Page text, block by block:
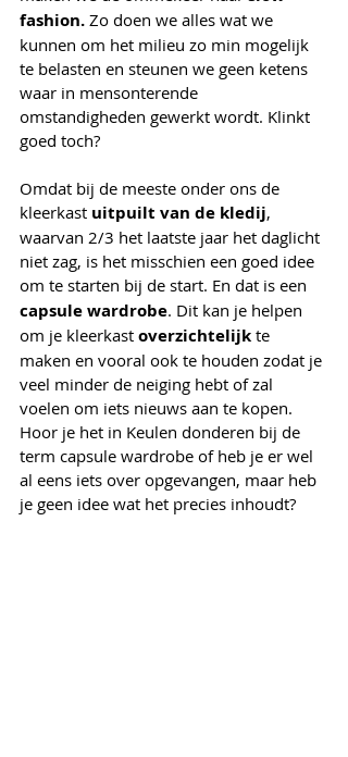
fashion. Zo doen we alles wat we
kunnen om het milieu zo min mogelijk
te belasten en steunen we geen ketens
waar in mensonterende
omstandigheden gewerkt wordt. Klinkt
goed toch?
Omdat bij de meeste onder ons de
kleerkast uitpuilt van de kledij,
waarvan 2/3 het laatste jaar het daglicht
niet zag, is het misschien een goed idee
om te starten bij de start. En dat is een
capsule wardrobe. Dit kan je helpen
om je kleerkast overzichtelijk te
maken en vooral ook te houden zodat je
veel minder de neiging hebt of zal
voelen om iets nieuws aan te kopen.
Hoor je het in Keulen donderen bij de
term capsule wardrobe of heb je er wel
al eens iets over opgevangen, maar heb
je geen idee wat het precies inhoudt?